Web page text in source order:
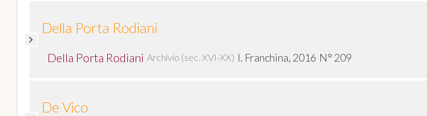
Della Porta Rodiani
Della Porta Rodiani Archivio (sec. XVI-XX) I. Franchina, 2016 N° 209
De Vico